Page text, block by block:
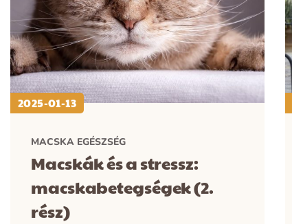
2025-01-13
MACSKA EGÉSZSÉG
Macskák és a stressz:
macskabetegségek (2.
rész)